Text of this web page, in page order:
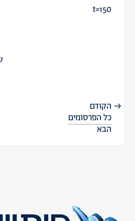
t=150
הקודם
כל הפרסומים
הבא